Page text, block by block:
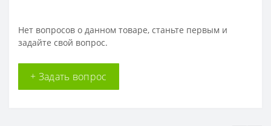
Нет вопросов о данном товаре, станьте первым и
задайте свой вопрос.
+ Задать вопрос